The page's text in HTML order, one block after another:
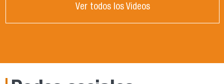
Ver todos los Videos